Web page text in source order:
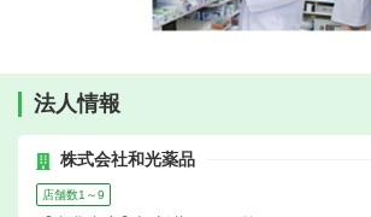
法人情報
株式会社和光薬品
店舗数1～9